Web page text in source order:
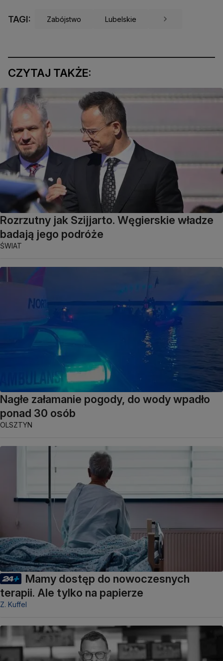
TAGI: Zabójstwo Lubelskie
CZYTAJ TAKŻE:
Rozrzutny jak Szijjarto. Węgierskie władze
badają jego podróże
ŚWIAT
Nagłe załamanie pogody, do wody wpadło
ponad 30 osób
OLSZTYN
Mamy dostęp do nowoczesnych
terapii. Ale tylko na papierze
Z. Kuffel